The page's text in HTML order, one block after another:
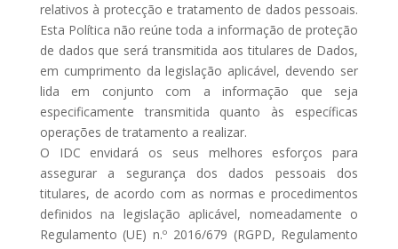
relativos à protecção e tratamento de dados pessoais.
Esta Política não reúne toda a informação de proteção
de dados que será transmitida aos titulares de Dados,
em cumprimento da legislação aplicável, devendo ser
lida em conjunto com a informação que seja
especificamente transmitida quanto às específicas
operações de tratamento a realizar.
O IDC envidará os seus melhores esforços para
assegurar a segurança dos dados pessoais dos
titulares, de acordo com as normas e procedimentos
definidos na legislação aplicável, nomeadamente o
Regulamento (UE) n.º 2016/679 (RGPD, Regulamento